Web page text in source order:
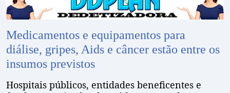
Medicamentos e equipamentos para
diálise, gripes, Aids e câncer estão entre os
insumos previstos
Hospitais públicos, entidades beneficentes e